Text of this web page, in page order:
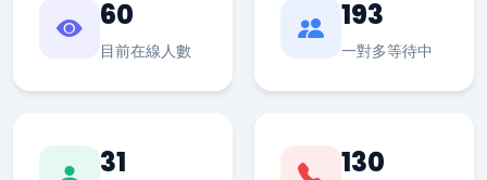
60
目前在線人數
193
一對多等待中
31 130